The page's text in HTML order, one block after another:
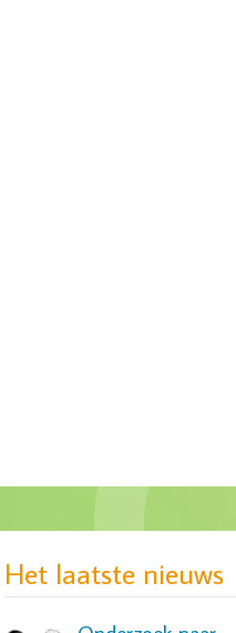
Het laatste nieuws
MIND: gebrek aan